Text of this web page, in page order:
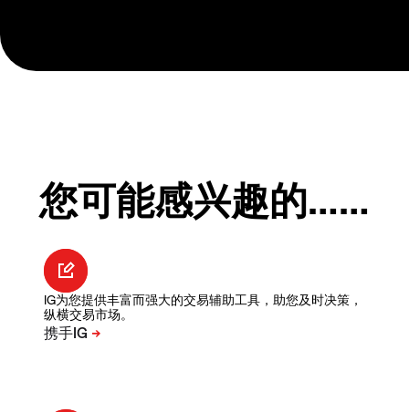
您可能感兴趣的……
IG为您提供丰富而强大的交易辅助工具，助您及时决策，
纵横交易市场。